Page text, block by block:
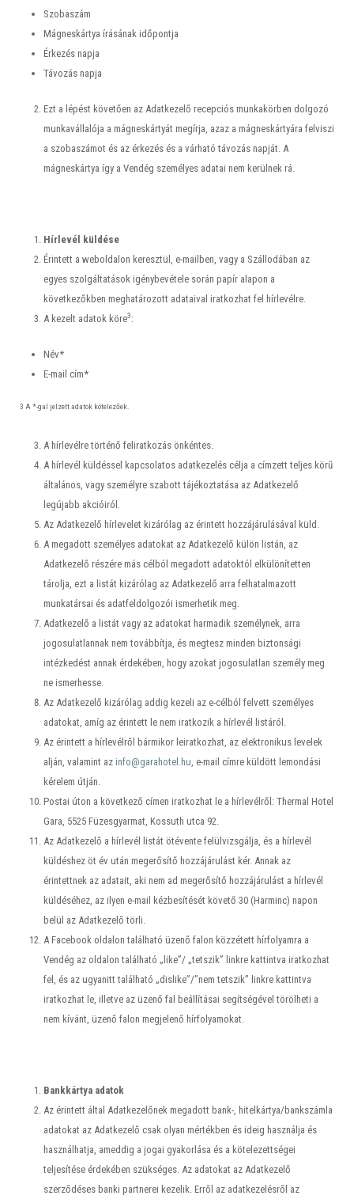
Szobaszám
Mágneskártya írásának időpontja
Érkezés napja
Távozás napja
Ezt a lépést követően az Adatkezelő recepciós munkakörben dolgozó
munkavállalója a mágneskártyát megírja, azaz a mágneskártyára felviszi
a szobaszámot és az érkezés és a várható távozás napját. A
mágneskártya így a Vendég személyes adatai nem kerülnek rá.
Hírlevél küldése
Érintett a weboldalon keresztül, e-mailben, vagy a Szállodában az
egyes szolgáltatások igénybevétele során papír alapon a
következőkben meghatározott adataival iratkozhat fel hírlevélre.
A kezelt adatok köre3:
Név*
E-mail cím*
3 A *-gal jelzett adatok kötelezőek.
A hírlevélre történő feliratkozás önkéntes.
A hírlevél küldéssel kapcsolatos adatkezelés célja a címzett teljes körű
általános, vagy személyre szabott tájékoztatása az Adatkezelő
legújabb akcióiról.
Az Adatkezelő hírlevelet kizárólag az érintett hozzájárulásával küld.
A megadott személyes adatokat az Adatkezelő külön listán, az
Adatkezelő részére más célból megadott adatoktól elkülönítetten
tárolja, ezt a listát kizárólag az Adatkezelő arra felhatalmazott
munkatársai és adatfeldolgozói ismerhetik meg.
Adatkezelő a listát vagy az adatokat harmadik személynek, arra
jogosulatlannak nem továbbítja, és megtesz minden biztonsági
intézkedést annak érdekében, hogy azokat jogosulatlan személy meg
ne ismerhesse.
Az Adatkezelő kizárólag addig kezeli az e-célból felvett személyes
adatokat, amíg az érintett le nem iratkozik a hírlevél listáról.
Az érintett a hírlevélről bármikor leiratkozhat, az elektronikus levelek
alján, valamint az info@garahotel.hu, e-mail címre küldött lemondási
kérelem útján.
Postai úton a következő címen iratkozhat le a hírlevélről: Thermal Hotel
Gara, 5525 Füzesgyarmat, Kossuth utca 92.
Az Adatkezelő a hírlevél listát ötévente felülvizsgálja, és a hírlevél
küldéshez öt év után megerősítő hozzájárulást kér. Annak az
érintettnek az adatait, aki nem ad megerősítő hozzájárulást a hírlevél
küldéséhez, az ilyen e-mail kézbesítését követő 30 (Harminc) napon
belül az Adatkezelő törli.
A Facebook oldalon található üzenő falon közzétett hírfolyamra a
Vendég az oldalon található „like”/ „tetszik” linkre kattintva iratkozhat
fel, és az ugyanitt található „dislike”/”nem tetszik” linkre kattintva
iratkozhat le, illetve az üzenő fal beállításai segítségével törölheti a
nem kívánt, üzenő falon megjelenő hírfolyamokat.
Bankkártya adatok
Az érintett által Adatkezelőnek megadott bank-, hitelkártya/bankszámla
adatokat az Adatkezelő csak olyan mértékben és ideig használja és
használhatja, ameddig a jogai gyakorlása és a kötelezettségei
teljesítése érdekében szükséges. Az adatokat az Adatkezelő
szerződéses banki partnerei kezelik. Erről az adatkezelésről az